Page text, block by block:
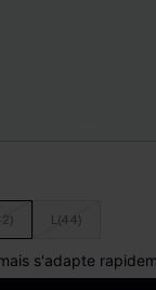
L(44)
s'adapte